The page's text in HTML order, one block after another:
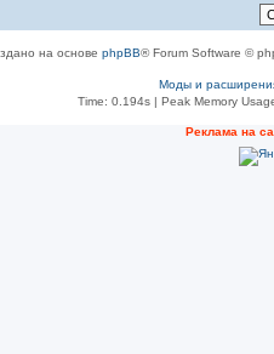
на основе phpBB® Forum Software ©
Моды и
Time: 0.194s| Peak Memory
Реклама на